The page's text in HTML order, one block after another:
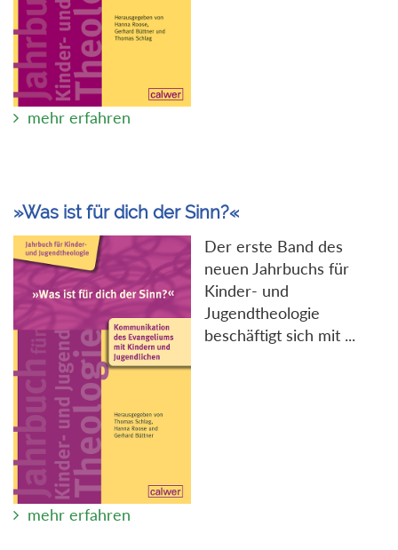
mehr erfahren
»Was ist für dich der Sinn?«
Der erste Band des
neuen Jahrbuchs für
Kinder- und
Jugendtheologie
beschäftigt sich mit ...
mehr erfahren